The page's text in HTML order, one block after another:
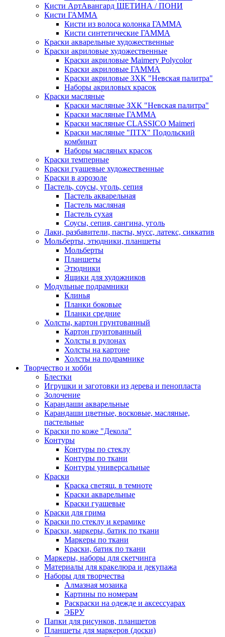
Кисти АртАвангард ЩЕТИНА / ПОНИ
Кисти ГАММА
Кисти из волоса колонка ГАММА
Кисти синтетические ГАММА
Краски акварельные художественные
Краски акриловые художественные
Краски акриловые Maimery Polycolor
Краски акриловые ГАММА
Краски акриловые ЗХК "Невская палитра"
Наборы акриловых красок
Краски масляные
Краски масляные ЗХК "Невская палитра"
Краски масляные ГАММА
Краски масляные CLASSICO Maimeri
Краски масляные "ПТХ" Подольский
комбинат
Наборы масляных красок
Краски темперные
Краски гуашевые художественные
Краски в аэрозоле
Пастель, соусы, уголь, сепия
Пастель акварельная
Пастель масляная
Пастель сухая
Соусы, сепия, сангина, уголь
Лаки, разбавители, пасты, мусс, латекс, сиккатив
Мольберты, этюдники, планшеты
Мольберты
Планшеты
Этюдники
Ящики для художников
Модульные подрамники
Клинья
Планки боковые
Планки средние
Холсты, картон грунтованный
Картон грунтованный
Холсты в рулонах
Холсты на картоне
Холсты на подрамнике
Творчество и хобби
Блестки
Игрушки и заготовки из дерева и пенопласта
Золочение
Карандаши акварельные
Карандаши цветные, восковые, масляные,
пастельные
Краски по коже "Декола"
Контуры
Контуры по стеклу
Контуры по ткани
Контуры универсальные
Краски
Краска светящ. в темноте
Краски акварельные
Краски гуашевые
Краски для грима
Краски по стеклу и керамике
Краски, маркеры, батик по ткани
Маркеры по ткани
Краски, батик по ткани
Маркеры, наборы для скетчинга
Материалы для кракелюра и декупажа
Наборы для творчества
Алмазная мозаика
Картины по номерам
Раскраски на одежде и аксессуарах
ЭБРУ
Папки для рисунков, планшетов
Планшеты для маркеров (доски)